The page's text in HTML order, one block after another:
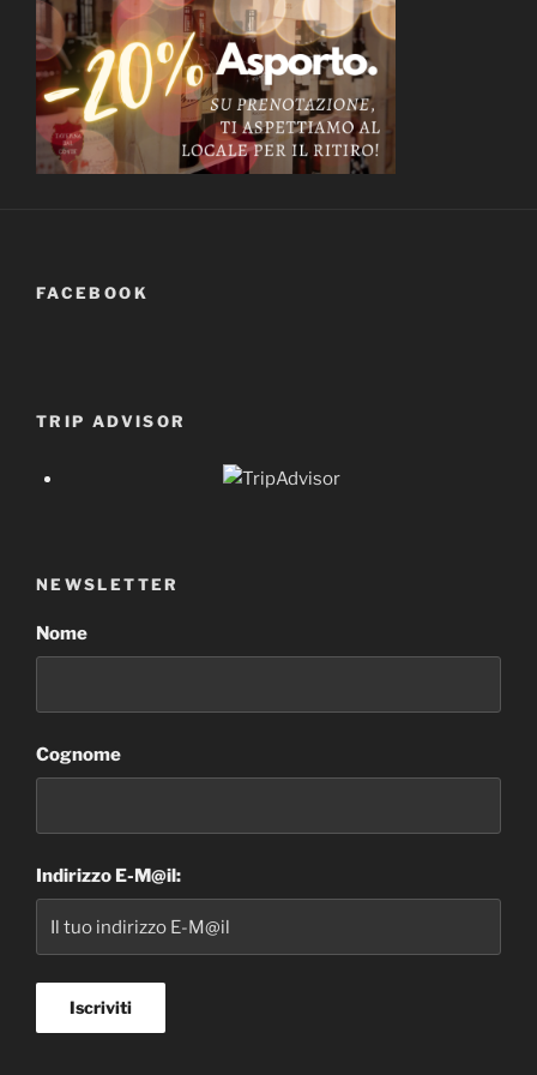
FACEBOOK
TRIP ADVISOR
NEWSLETTER
Nome
Cognome
Indirizzo E-M@il: